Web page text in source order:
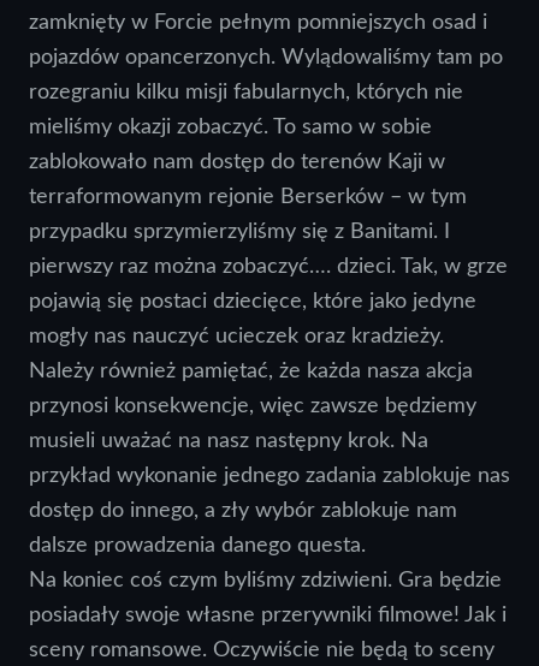
zamknięty w Forcie pełnym pomniejszych osad i
pojazdów opancerzonych. Wylądowaliśmy tam po
rozegraniu kilku misji fabularnych, których nie
mieliśmy okazji zobaczyć. To samo w sobie
zablokowało nam dostęp do terenów Kaji w
terraformowanym rejonie Berserków – w tym
przypadku sprzymierzyliśmy się z Banitami. I
pierwszy raz można zobaczyć…. dzieci. Tak, w grze
pojawią się postaci dziecięce, które jako jedyne
mogły nas nauczyć ucieczek oraz kradzieży.
Należy również pamiętać, że każda nasza akcja
przynosi konsekwencje, więc zawsze będziemy
musieli uważać na nasz następny krok. Na
przykład wykonanie jednego zadania zablokuje nas
dostęp do innego, a zły wybór zablokuje nam
dalsze prowadzenia danego questa.
Na koniec coś czym byliśmy zdziwieni. Gra będzie
posiadały swoje własne przerywniki filmowe! Jak i
sceny romansowe. Oczywiście nie będą to sceny